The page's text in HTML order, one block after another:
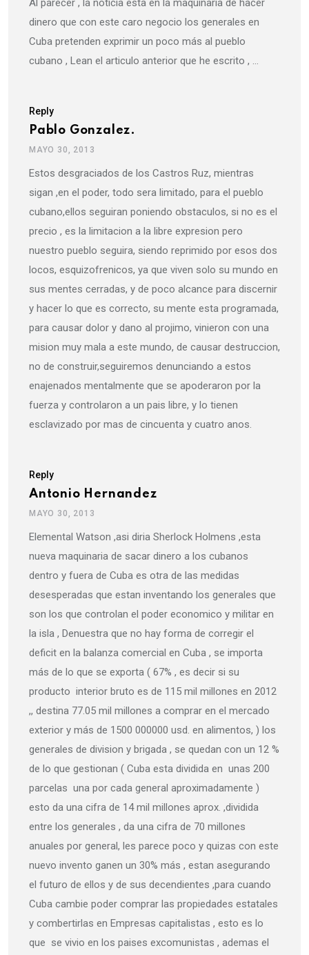
Al parecer , la noticia esta en la maquinaria de hacer
dinero que con este caro negocio los generales en
Cuba pretenden exprimir un poco más al pueblo
cubano , Lean el articulo anterior que he escrito , …
Reply
Pablo Gonzalez.
MAYO 30, 2013
Estos desgraciados de los Castros Ruz, mientras
sigan ,en el poder, todo sera limitado, para el pueblo
cubano,ellos seguiran poniendo obstaculos, si no es el
precio , es la limitacion a la libre expresion pero
nuestro pueblo seguira, siendo reprimido por esos dos
locos, esquizofrenicos, ya que viven solo su mundo en
sus mentes cerradas, y de poco alcance para discernir
y hacer lo que es correcto, su mente esta programada,
para causar dolor y dano al projimo, vinieron con una
mision muy mala a este mundo, de causar destruccion,
no de construir,seguiremos denunciando a estos
enajenados mentalmente que se apoderaron por la
fuerza y controlaron a un pais libre, y lo tienen
esclavizado por mas de cincuenta y cuatro anos.
Reply
Antonio Hernandez
MAYO 30, 2013
Elemental Watson ,asi diria Sherlock Holmens ,esta
nueva maquinaria de sacar dinero a los cubanos
dentro y fuera de Cuba es otra de las medidas
desesperadas que estan inventando los generales que
son los que controlan el poder economico y militar en
la isla , Denuestra que no hay forma de corregir el
deficit en la balanza comercial en Cuba , se importa
más de lo que se exporta ( 67% , es decir si su
producto interior bruto es de 115 mil millones en 2012
,, destina 77.05 mil millones a comprar en el mercado
exterior y más de 1500 000000 usd. en alimentos, ) los
generales de division y brigada , se quedan con un 12 %
de lo que gestionan ( Cuba esta dividida en unas 200
parcelas una por cada general aproximadamente )
esto da una cifra de 14 mil millones aprox. ,dividida
entre los generales , da una cifra de 70 millones
anuales por general, les parece poco y quizas con este
nuevo invento ganen un 30% más , estan asegurando
el futuro de ellos y de sus decendientes ,para cuando
Cuba cambie poder comprar las propiedades estatales
y combertirlas en Empresas capitalistas , esto es lo
que se vivio en los paises excomunistas , ademas el